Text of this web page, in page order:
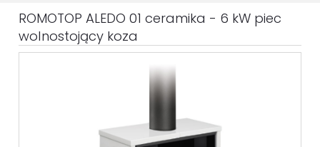
ROMOTOP ALEDO 01 ceramika - 6 kW piec
wolnostojący koza